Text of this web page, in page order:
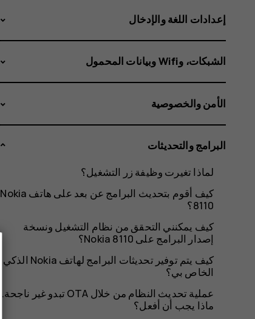
إعدادات اللغة والإدخال
الشبكات، وWifi وبيانات المحمول
الأمن والخصوصية
البرامج والتحديثات
لماذا تغيرت وظيفة زر التشغيل؟
كيف أقوم بتحديث البرامج عن بعد على هاتف Nokia
8110؟
كيف يمكنني التحقق من نظام التشغيل ونسخة
إصدار البرامج على Nokia 8110؟
كيف يتم توفير تحديثات البرامج لهاتف Nokia الذكي
الخاص بي؟
عملية تحديث النظام من خلال OTA تبدو غير ناجحة.
ماذا يجب أن أفعل؟